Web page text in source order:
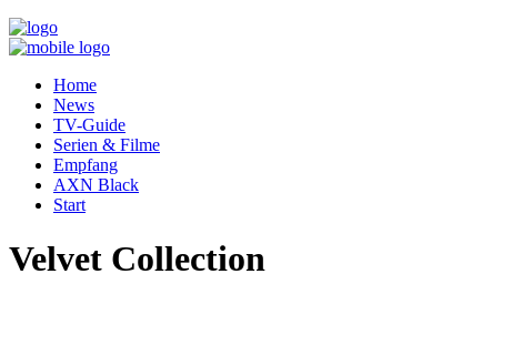
Home
News
TV-Guide
Serien & Filme
Empfang
AXN Black
Start
Velvet Collection